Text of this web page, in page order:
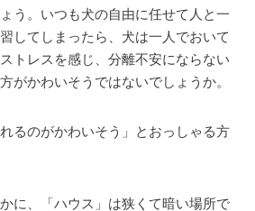
う。いつも犬の自由に任せて人と一
してしまったら、犬は一人でおいて
トレスを感じ、分離不安にならない
がかわいそうではないでしょうか。
るのがかわいそう」とおっしゃる方
に、「ハウス」は狭くて暗い場所で